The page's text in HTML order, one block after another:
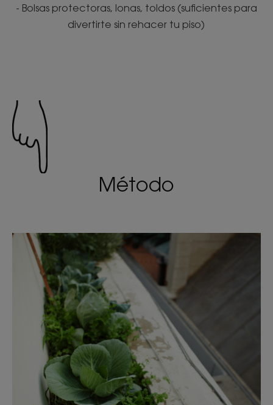
- Bolsas protectoras, lonas, toldos (suficientes para
divertirte sin rehacer tu piso)
Método